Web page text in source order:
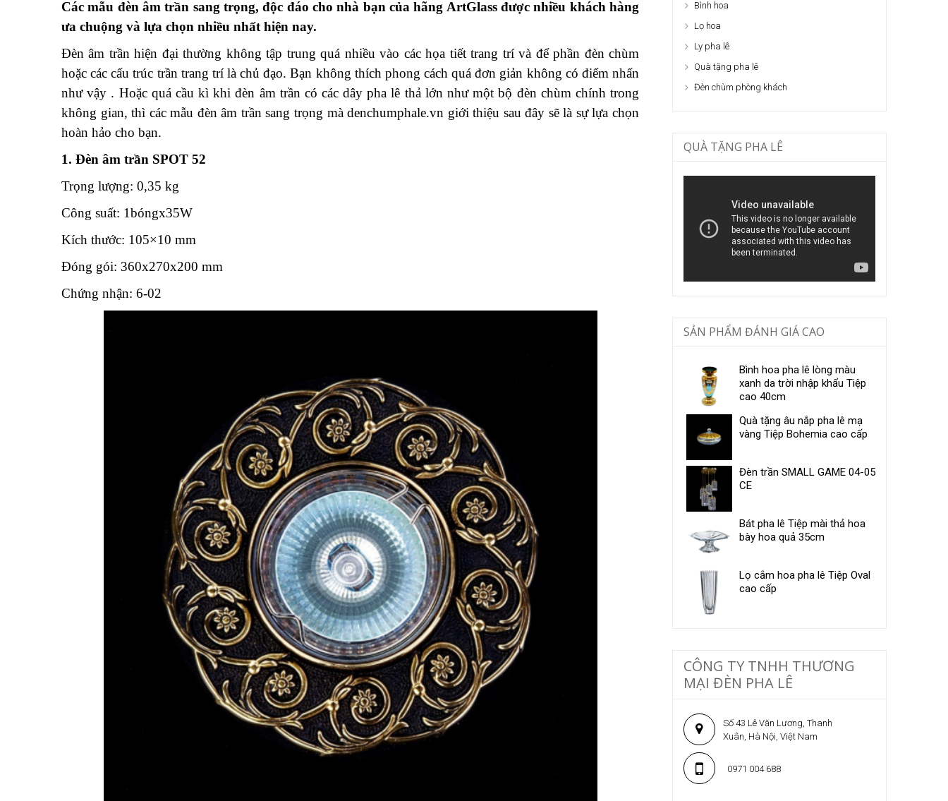
Các mẫu đèn âm trần sang trọng, độc đáo cho nhà bạn của hãng ArtGlass được nhiều khách hàng
ưa chuộng và lựa chọn nhiều nhất hiện nay.
Đèn âm trần hiện đại thường không tập trung quá nhiều vào các họa tiết trang trí và để phần đèn chùm
hoặc các cấu trúc trần trang trí là chủ đạo. Bạn không thích phong cách quá đơn giản không có điểm nhấn
như vậy . Hoặc quá cầu kì khi đèn âm trần có các dây pha lê thả lớn như một bộ đèn chùm chính trong
không gian, thì các mẫu đèn âm trần sang trọng mà denchumphale.vn giới thiệu sau đây sẽ là sự lựa chọn
hoàn hảo cho bạn.
1. Đèn âm trần SPOT 52
Trọng lượng: 0,35 kg
Công suất: 1bóngx35W
Kích thước: 105×10 mm
Đóng gói: 360x270x200 mm
Chứng nhận: 6-02
Bình hoa
Lọ hoa
Ly pha lê
Quà tặng pha lê
Đèn chùm phòng khách
QUÀ TẶNG PHA LÊ
SẢN PHẨM ĐÁNH GIÁ CAO
Bình hoa pha lê lòng màu
xanh da trời nhập khẩu Tiệp
cao 40cm
Quà tặng âu nắp pha lê mạ
vàng Tiệp Bohemia cao cấp
Đèn trần SMALL GAME 04-05
CE
Bát pha lê Tiệp mài thả hoa
bày hoa quả 35cm
Lọ cắm hoa pha lê Tiệp Oval
cao cấp
CÔNG TY TNHH THƯƠNG
MẠI ĐÈN PHA LÊ
Số 43 Lê Văn Lương, Thanh
Xuân, Hà Nội, Việt Nam
0971 004 688